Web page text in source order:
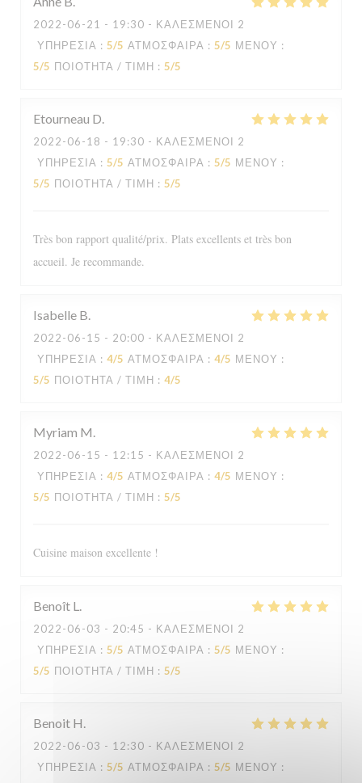
2022-06-21 - 19:30 - ΚΑΛΕΣΜΈΝΟΙ 2
ΥΠΗΡΕΣΊΑ : 5/5 ΑΤΜΌΣΦΑΙΡΑ : 5/5 ΜΕΝΟΎ :
5/5 ΠΟΙΌΤΗΤΑ / ΤΙΜΉ : 5/5
Etourneau D
2022-06-18 - 19:30 - ΚΑΛΕΣΜΈΝΟΙ 2
ΥΠΗΡΕΣΊΑ : 5/5 ΑΤΜΌΣΦΑΙΡΑ : 5/5 ΜΕΝΟΎ :
5/5 ΠΟΙΌΤΗΤΑ / ΤΙΜΉ : 5/5
Très bon rapport qualité/prix. Plats excellents et très bon
accueil. Je recommande.
Isabelle B
2022-06-15 - 20:00 - ΚΑΛΕΣΜΈΝΟΙ 2
ΥΠΗΡΕΣΊΑ : 4/5 ΑΤΜΌΣΦΑΙΡΑ : 4/5 ΜΕΝΟΎ :
5/5 ΠΟΙΌΤΗΤΑ / ΤΙΜΉ : 4/5
Myriam M
2022-06-15 - 12:15 - ΚΑΛΕΣΜΈΝΟΙ 2
ΥΠΗΡΕΣΊΑ : 4/5 ΑΤΜΌΣΦΑΙΡΑ : 4/5 ΜΕΝΟΎ :
5/5 ΠΟΙΌΤΗΤΑ / ΤΙΜΉ : 5/5
Cuisine maison excellente !
Benoît L
2022-06-03 - 20:45 - ΚΑΛΕΣΜΈΝΟΙ 2
ΥΠΗΡΕΣΊΑ : 5/5 ΑΤΜΌΣΦΑΙΡΑ : 5/5 ΜΕΝΟΎ :
5/5 ΠΟΙΌΤΗΤΑ / ΤΙΜΉ : 5/5
Benoit H
2022-06-03 - 12:30 - ΚΑΛΕΣΜΈΝΟΙ 2
ΥΠΗΡΕΣΊΑ : 5/5 ΑΤΜΌΣΦΑΙΡΑ : 5/5 ΜΕΝΟΎ :
Le Sale Gosse